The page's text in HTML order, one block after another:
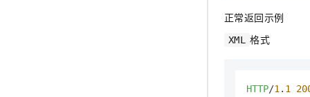
正常返回示例
XML 格式
HTTP/1 . 1